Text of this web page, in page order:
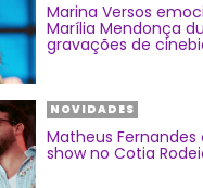
Marina Versos
Marília Mendonça
gravações de
NOVIDADES
Matheus
show no Cotia